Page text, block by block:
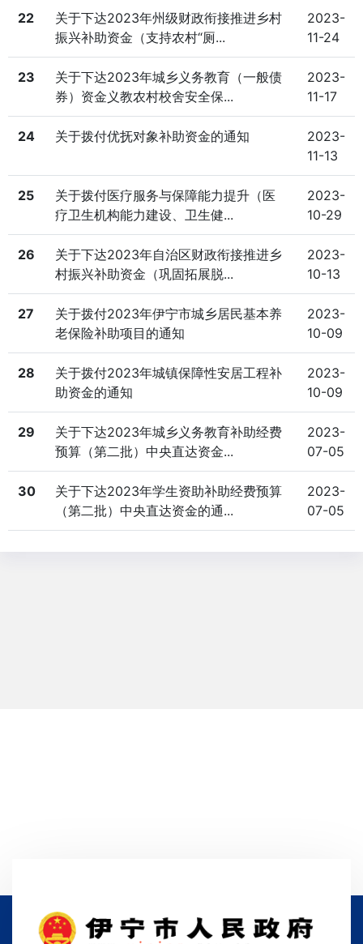
22
关于下达2023年州级财政衔接推进乡村
振兴补助资金（支持农村“厕...
2023-
11-24
23
关于下达2023年城乡义务教育（一般债
券）资金义教农村校舍安全保...
2023-
11-17
24 关于拨付优抚对象补助资金的通知
2023-
11-13
25
关于拨付医疗服务与保障能力提升（医
疗卫生机构能力建设、卫生健...
2023-
10-29
26
关于下达2023年自治区财政衔接推进乡
村振兴补助资金（巩固拓展脱...
2023-
10-13
27
关于拨付2023年伊宁市城乡居民基本养
老保险补助项目的通知
2023-
10-09
28
关于拨付2023年城镇保障性安居工程补
助资金的通知
2023-
10-09
29
关于下达2023年城乡义务教育补助经费
预算（第二批）中央直达资金...
2023-
07-05
30
关于下达2023年学生资助补助经费预算
（第二批）中央直达资金的通...
2023-
07-05